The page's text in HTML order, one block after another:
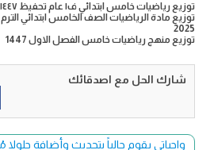
توزيع رياضيات خامس ابتدائي ف١ عام تحفيظ ١٤٤٧
2025
توزيع منهج رياضيات خامس الفصل الاول 1447
شارك الحل مع اصدقائك
واجباتي يقوم حالياً بتحديث وأضافة